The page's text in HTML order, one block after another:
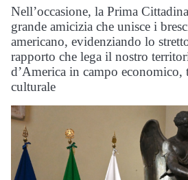
Nell’occasione, la Prima
grande amicizia che unisce i
americano, evidenziando lo
rapporto che lega il nostro
d’America in campo economico,
culturale